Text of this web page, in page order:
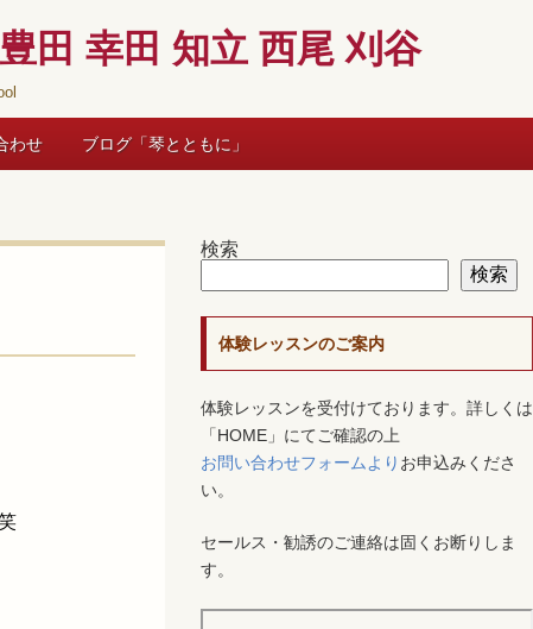
田 幸田 知立 西尾 刈谷
わせ ブログ「琴とともに」
検索
検索
体験レッスンのご案内
体験レッスンを受付けております。詳しくは
「HOME」にてご確認の上
お問い合わせフォームより お申込みくださ
い。
セールス・勧誘のご連絡は固くお断りしま
す。